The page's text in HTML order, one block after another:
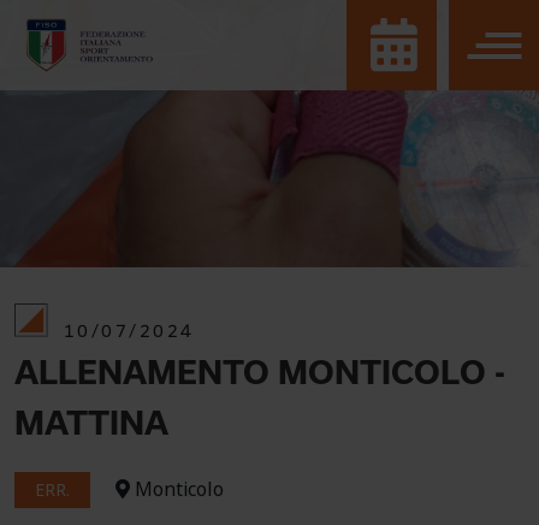
10/07/2024
ALLENAMENTO MONTICOLO -
MATTINA
ERR. Monticolo